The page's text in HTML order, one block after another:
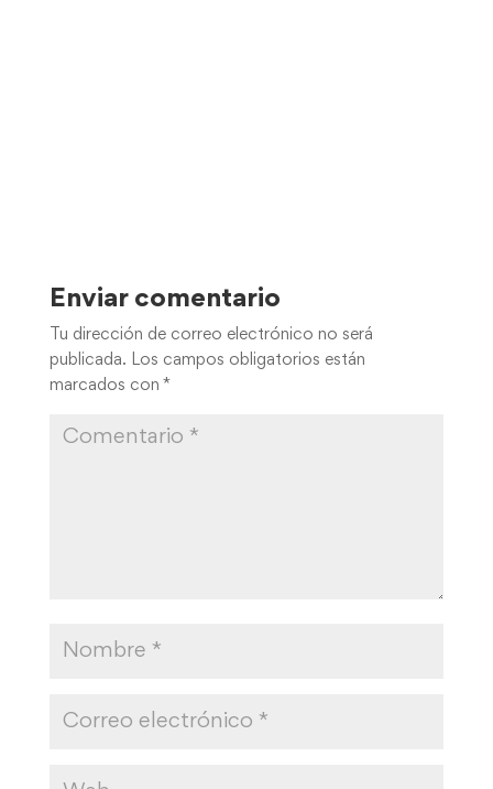
Enviar comentario
Tu dirección de correo electrónico no será
publicada.
Los campos obligatorios están
marcados con *